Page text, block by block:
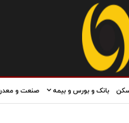
بانک و بورس و بیمه صنعت و